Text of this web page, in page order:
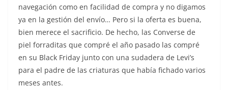
navegación como en facilidad de compra y no digamos
ya en la gestión del envío… Pero si la oferta es buena,
bien merece el sacrificio. De hecho, las Converse de
piel forraditas que compré el año pasado las compré
en su Black Friday junto con una sudadera de Levi’s
para el padre de las criaturas que había fichado varios
meses antes.